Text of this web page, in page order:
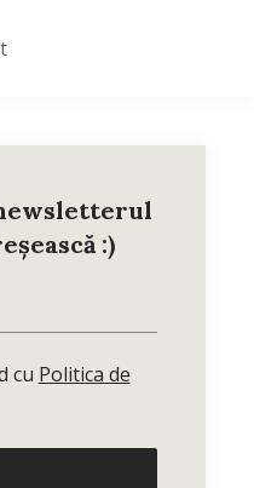
:)
cu Politica de